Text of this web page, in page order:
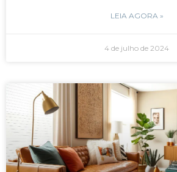
LEIA AGORA »
4 de julho de 2024